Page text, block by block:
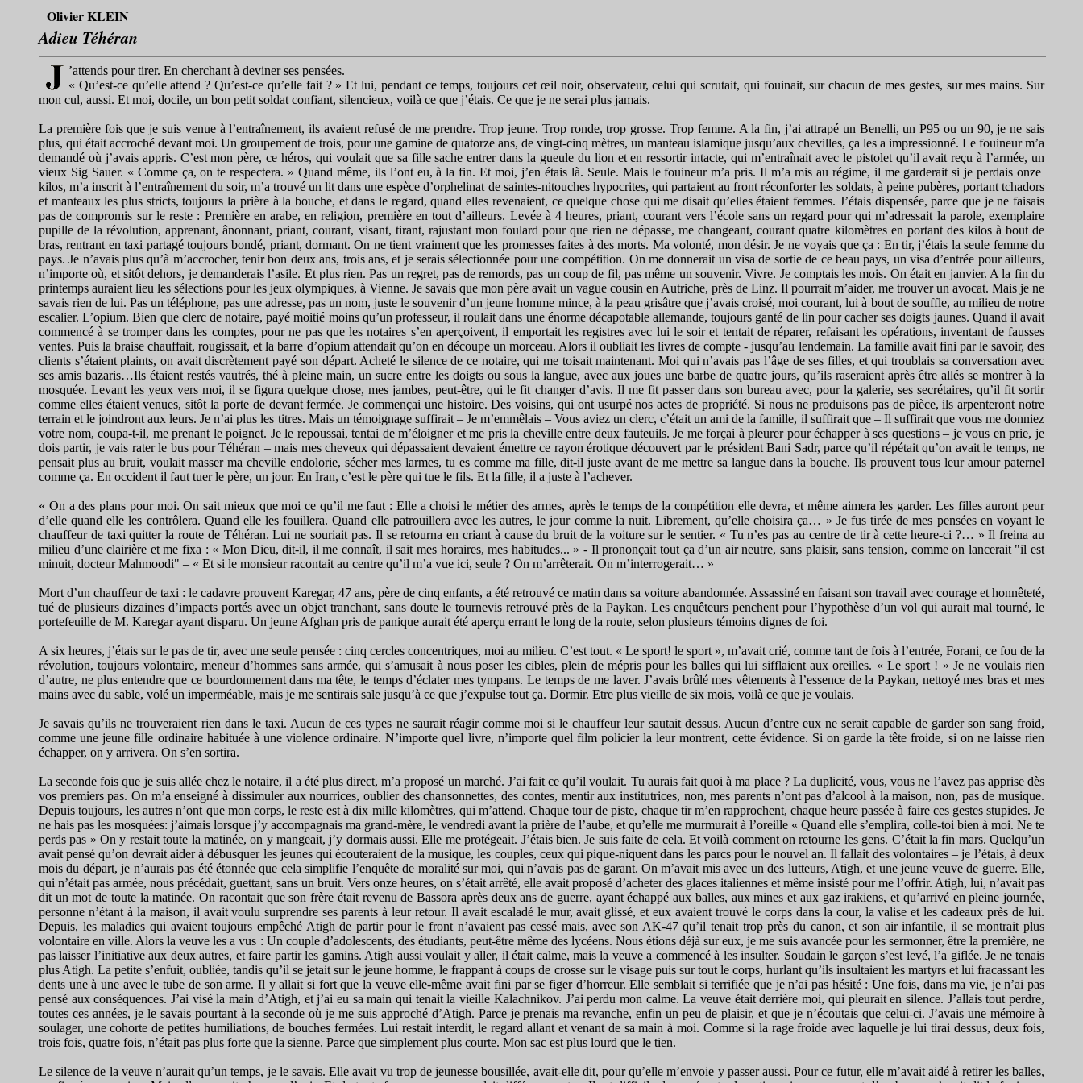
Olivier KLEIN
Adieu Téhéran
’attends pour tirer. En cherchant à deviner ses pensées.
« Qu’est-ce qu’elle attend ? Qu’est-ce qu’elle fait ? » Et lui, pendant ce temps, toujours cet œil noir, observateur, celui qui scrutait, qui fouinait, sur chacun de mes gestes, sur mes mains. Sur
mon cul, aussi. Et moi, docile, un bon petit soldat confiant, silencieux, voilà ce que j’étais. Ce que je ne serai plus jamais.
La première fois que je suis venue à l’entraînement, ils avaient refusé de me prendre. Trop jeune. Trop ronde, trop grosse. Trop femme. A la fin, j’ai attrapé un Benelli, un P95 ou un 90, je ne sais
plus, qui était accroché devant moi. Un groupement de trois, pour une gamine de quatorze ans, de vingt-cinq mètres, un manteau islamique jusqu’aux chevilles, ça les a impressionné. Le fouineur m’a
demandé où j’avais appris. C’est mon père, ce héros, qui voulait que sa fille sache entrer dans la gueule du lion et en ressortir intacte, qui m’entraînait avec le pistolet qu’il avait reçu à l’armée, un
vieux Sig Sauer. « Comme ça, on te respectera. » Quand même, ils l’ont eu, à la fin. Et moi, j’en étais là. Seule. Mais le fouineur m’a pris. Il m’a mis au régime, il me garderait si je perdais onze
kilos, m’a inscrit à l’entraînement du soir, m’a trouvé un lit dans une espèce d’orphelinat de saintes-nitouches hypocrites, qui partaient au front réconforter les soldats, à peine pubères, portant tchadors
et manteaux les plus stricts, toujours la prière à la bouche, et dans le regard, quand elles revenaient, ce quelque chose qui me disait qu’elles étaient femmes. J’étais dispensée, parce que je ne faisais
pas de compromis sur le reste : Première en arabe, en religion, première en tout d’ailleurs. Levée à 4 heures, priant, courant vers l’école sans un regard pour qui m’adressait la parole, exemplaire
pupille de la révolution, apprenant, ânonnant, priant, courant, visant, tirant, rajustant mon foulard pour que rien ne dépasse, me changeant, courant quatre kilomètres en portant des kilos à bout de
bras, rentrant en taxi partagé toujours bondé, priant, dormant. On ne tient vraiment que les promesses faites à des morts. Ma volonté, mon désir. Je ne voyais que ça : En tir, j’étais la seule femme du
pays. Je n’avais plus qu’à m’accrocher, tenir bon deux ans, trois ans, et je serais sélectionnée pour une compétition. On me donnerait un visa de sortie de ce beau pays, un visa d’entrée pour ailleurs,
n’importe où, et sitôt dehors, je demanderais l’asile. Et plus rien. Pas un regret, pas de remords, pas un coup de fil, pas même un souvenir. Vivre. Je comptais les mois. On était en janvier. A la fin du
printemps auraient lieu les sélections pour les jeux olympiques, à Vienne. Je savais que mon père avait un vague cousin en Autriche, près de Linz. Il pourrait m’aider, me trouver un avocat. Mais je ne
savais rien de lui. Pas un téléphone, pas une adresse, pas un nom, juste le souvenir d’un jeune homme mince, à la peau grisâtre que j’avais croisé, moi courant, lui à bout de souffle, au milieu de notre
escalier. L’opium. Bien que clerc de notaire, payé moitié moins qu’un professeur, il roulait dans une énorme décapotable allemande, toujours ganté de lin pour cacher ses doigts jaunes. Quand il avait
commencé à se tromper dans les comptes, pour ne pas que les notaires s’en aperçoivent, il emportait les registres avec lui le soir et tentait de réparer, refaisant les opérations, inventant de fausses
ventes. Puis la braise chauffait, rougissait, et la barre d’opium attendait qu’on en découpe un morceau. Alors il oubliait les livres de compte - jusqu’au lendemain. La famille avait fini par le savoir, des
clients s’étaient plaints, on avait discrètement payé son départ. Acheté le silence de ce notaire, qui me toisait maintenant. Moi qui n’avais pas l’âge de ses filles, et qui troublais sa conversation avec
ses amis bazaris…Ils étaient restés vautrés, thé à pleine main, un sucre entre les doigts ou sous la langue, avec aux joues une barbe de quatre jours, qu’ils raseraient après être allés se montrer à la
mosquée. Levant les yeux vers moi, il se figura quelque chose, mes jambes, peut-être, qui le fit changer d’avis. Il me fit passer dans son bureau avec, pour la galerie, ses secrétaires, qu’il fit sortir
comme elles étaient venues, sitôt la porte de devant fermée. Je commençai une histoire. Des voisins, qui ont usurpé nos actes de propriété. Si nous ne produisons pas de pièce, ils arpenteront notre
terrain et le joindront aux leurs. Je n’ai plus les titres. Mais un témoignage suffirait – Je m’emmêlais – Vous aviez un clerc, c’était un ami de la famille, il suffirait que – Il suffirait que vous me donniez
votre nom, coupa-t-il, me prenant le poignet. Je le repoussai, tentai de m’éloigner et me pris la cheville entre deux fauteuils. Je me forçai à pleurer pour échapper à ses questions – je vous en prie, je
dois partir, je vais rater le bus pour Téhéran – mais mes cheveux qui dépassaient devaient émettre ce rayon érotique découvert par le président Bani Sadr, parce qu’il répétait qu’on avait le temps, ne
pensait plus au bruit, voulait masser ma cheville endolorie, sécher mes larmes, tu es comme ma fille, dit-il juste avant de me mettre sa langue dans la bouche. Ils prouvent tous leur amour paternel
comme ça. En occident il faut tuer le père, un jour. En Iran, c’est le père qui tue le fils. Et la fille, il a juste à l’achever.
« On a des plans pour moi. On sait mieux que moi ce qu’il me faut : Elle a choisi le métier des armes, après le temps de la compétition elle devra, et même aimera les garder. Les filles auront peur
d’elle quand elle les contrôlera. Quand elle les fouillera. Quand elle patrouillera avec les autres, le jour comme la nuit. Librement, qu’elle choisira ça… » Je fus tirée de mes pensées en voyant le
chauffeur de taxi quitter la route de Téhéran. Lui ne souriait pas. Il se retourna en criant à cause du bruit de la voiture sur le sentier. « Tu n’es pas au centre de tir à cette heure-ci ?… » Il freina au
milieu d’une clairière et me fixa : « Mon Dieu, dit-il, il me connaît, il sait mes horaires, mes habitudes... » - Il prononçait tout ça d’un air neutre, sans plaisir, sans tension, comme on lancerait "il est
minuit, docteur Mahmoodi" – « Et si le monsieur racontait au centre qu’il m’a vue ici, seule ? On m’arrêterait. On m’interrogerait… »
Mort d’un chauffeur de taxi : le cadavre prouvent Karegar, 47 ans, père de cinq enfants, a été retrouvé ce matin dans sa voiture abandonnée. Assassiné en faisant son travail avec courage et honnêteté,
tué de plusieurs dizaines d’impacts portés avec un objet tranchant, sans doute le tournevis retrouvé près de la Paykan. Les enquêteurs penchent pour l’hypothèse d’un vol qui aurait mal tourné, le
portefeuille de M. Karegar ayant disparu. Un jeune Afghan pris de panique aurait été aperçu errant le long de la route, selon plusieurs témoins dignes de foi.
A six heures, j’étais sur le pas de tir, avec une seule pensée : cinq cercles concentriques, moi au milieu. C’est tout. « Le sport! le sport », m’avait crié, comme tant de fois à l’entrée, Forani, ce fou de la
révolution, toujours volontaire, meneur d’hommes sans armée, qui s’amusait à nous poser les cibles, plein de mépris pour les balles qui lui sifflaient aux oreilles. « Le sport ! » Je ne voulais rien
d’autre, ne plus entendre que ce bourdonnement dans ma tête, le temps d’éclater mes tympans. Le temps de me laver. J’avais brûlé mes vêtements à l’essence de la Paykan, nettoyé mes bras et mes
mains avec du sable, volé un imperméable, mais je me sentirais sale jusqu’à ce que j’expulse tout ça. Dormir. Etre plus vieille de six mois, voilà ce que je voulais.
Je savais qu’ils ne trouveraient rien dans le taxi. Aucun de ces types ne saurait réagir comme moi si le chauffeur leur sautait dessus. Aucun d’entre eux ne serait capable de garder son sang froid,
comme une jeune fille ordinaire habituée à une violence ordinaire. N’importe quel livre, n’importe quel film policier la leur montrent, cette évidence. Si on garde la tête froide, si on ne laisse rien
échapper, on y arrivera. On s’en sortira.
La seconde fois que je suis allée chez le notaire, il a été plus direct, m’a proposé un marché. J’ai fait ce qu’il voulait. Tu aurais fait quoi à ma place ? La duplicité, vous, vous ne l’avez pas apprise dès
vos premiers pas. On m’a enseigné à dissimuler aux nourrices, oublier des chansonnettes, des contes, mentir aux institutrices, non, mes parents n’ont pas d’alcool à la maison, non, pas de musique.
Depuis toujours, les autres n’ont que mon corps, le reste est à dix mille kilomètres, qui m’attend. Chaque tour de piste, chaque tir m’en rapprochent, chaque heure passée à faire ces gestes stupides. Je
ne hais pas les mosquées: j’aimais lorsque j’y accompagnais ma grand-mère, le vendredi avant la prière de l’aube, et qu’elle me murmurait à l’oreille « Quand elle s’emplira, colle-toi bien à moi. Ne te
perds pas » On y restait toute la matinée, on y mangeait, j’y dormais aussi. Elle me protégeait. J’étais bien. Je suis faite de cela. Et voilà comment on retourne les gens. C’était la fin mars. Quelqu’un
avait pensé qu’on devrait aider à débusquer les jeunes qui écouteraient de la musique, les couples, ceux qui pique-niquent dans les parcs pour le nouvel an. Il fallait des volontaires – je l’étais, à deux
mois du départ, je n’aurais pas été étonnée que cela simplifie l’enquête de moralité sur moi, qui n’avais pas de garant. On m’avait mis avec un des lutteurs, Atigh, et une jeune veuve de guerre. Elle,
qui n’était pas armée, nous précédait, guettant, sans un bruit. Vers onze heures, on s’était arrêté, elle avait proposé d’acheter des glaces italiennes et même insisté pour me l’offrir. Atigh, lui, n’avait pas
dit un mot de toute la matinée. On racontait que son frère était revenu de Bassora après deux ans de guerre, ayant échappé aux balles, aux mines et aux gaz irakiens, et qu’arrivé en pleine journée,
personne n’étant à la maison, il avait voulu surprendre ses parents à leur retour. Il avait escaladé le mur, avait glissé, et eux avaient trouvé le corps dans la cour, la valise et les cadeaux près de lui.
Depuis, les maladies qui avaient toujours empêché Atigh de partir pour le front n’avaient pas cessé mais, avec son AK-47 qu’il tenait trop près du canon, et son air infantile, il se montrait plus
volontaire en ville. Alors la veuve les a vus : Un couple d’adolescents, des étudiants, peut-être même des lycéens. Nous étions déjà sur eux, je me suis avancée pour les sermonner, être la première, ne
pas laisser l’initiative aux deux autres, et faire partir les gamins. Atigh aussi voulait y aller, il était calme, mais la veuve a commencé à les insulter. Soudain le garçon s’est levé, l’a giflée. Je ne tenais
plus Atigh. La petite s’enfuit, oubliée, tandis qu’il se jetait sur le jeune homme, le frappant à coups de crosse sur le visage puis sur tout le corps, hurlant qu’ils insultaient les martyrs et lui fracassant les
dents une à une avec le tube de son arme. Il y allait si fort que la veuve elle-même avait fini par se figer d’horreur. Elle semblait si terrifiée que je n’ai pas hésité : Une fois, dans ma vie, je n’ai pas
pensé aux conséquences. J’ai visé la main d’Atigh, et j’ai eu sa main qui tenait la vieille Kalachnikov. J’ai perdu mon calme. La veuve était derrière moi, qui pleurait en silence. J’allais tout perdre,
toutes ces années, je le savais pourtant à la seconde où je me suis approché d’Atigh. Parce je prenais ma revanche, enfin un peu de plaisir, et que je n’écoutais que celui-ci. J’avais une mémoire à
soulager, une cohorte de petites humiliations, de bouches fermées. Lui restait interdit, le regard allant et venant de sa main à moi. Comme si la rage froide avec laquelle je lui tirai dessus, deux fois,
trois fois, quatre fois, n’était pas plus forte que la sienne. Parce que simplement plus courte. Mon sac est plus lourd que le tien.
Le silence de la veuve n’aurait qu’un temps, je le savais. Elle avait vu trop de jeunesse bousillée, avait-elle dit, pour qu’elle m’envoie y passer aussi. Pour ce futur, elle m’avait aidé à retirer les balles,